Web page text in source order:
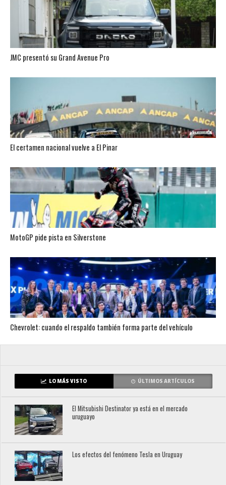
JMC presentó su Grand Avenue Pro
El certamen nacional vuelve a El Pinar
MotoGP pide pista en Silverstone
Chevrolet: cuando el respaldo también forma parte del vehículo
LO MÁS VISTO ÚLTIMOS ARTÍCULOS
El Mitsubishi Destinator ya está en el mercado
uruguayo
Los efectos del fenómeno Tesla en Uruguay